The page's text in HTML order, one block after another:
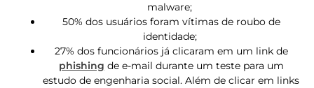
malware;
50% dos usuários foram vítimas de roubo de
identidade;
27% dos funcionários já clicaram em um link de
phishing de e-mail durante um teste para um
estudo de engenharia social. Além de clicar em links